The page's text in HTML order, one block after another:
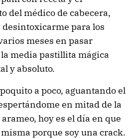
del médico de cabecera,
para los
meses en pasar
media pastillita mágica
y absoluto.
a poco, aguantando el
en mitad de la
hoy es el día en que
porque soy una crack.